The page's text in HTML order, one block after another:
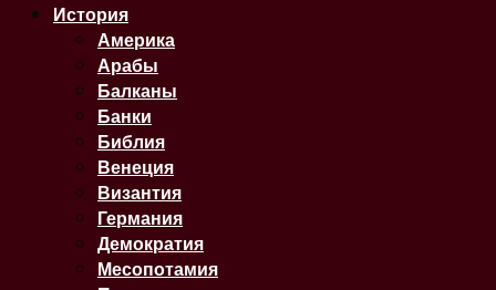
История
Америка
Арабы
Балканы
Банки
Библия
Венеция
Византия
Германия
Демократия
Месопотамия